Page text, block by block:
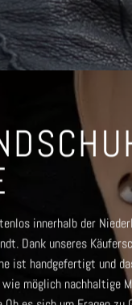
innerhalb der
Dank unseres
ist handgefertigt und
möglich nachhaltige